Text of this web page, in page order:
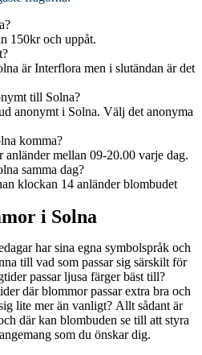
150kr och uppåt.
är Interflora men i slutändan är det
till Solna?
anonymt i Solna. Välj det anonyma
komma?
mellan 09-20.00 varje dag.
samma dag?
klockan 14 anländer blombudet
i Solna
har sina egna symbolspråk och
till vad som passar sig särskilt för
där blommor passar extra bra och
än vanligt? Allt sådant är
där kan blombuden se till att styra
som du önskar dig.